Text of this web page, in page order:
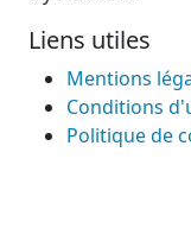
Liens utiles
Mentions
Conditions
Politique de